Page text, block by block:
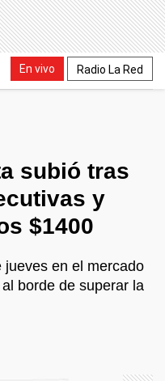
En vivo Radio La Red
subió tras
y
$1400
jueves en el mercado
borde de superar la